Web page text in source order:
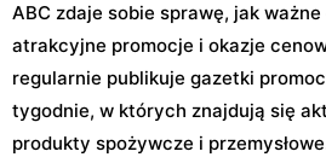
ABC zdaje sobie sprawę, jak
atrakcyjne promocje i okazje
regularnie publikuje gazetki
tygodnie, w których znajdują się
produkty spożywcze i